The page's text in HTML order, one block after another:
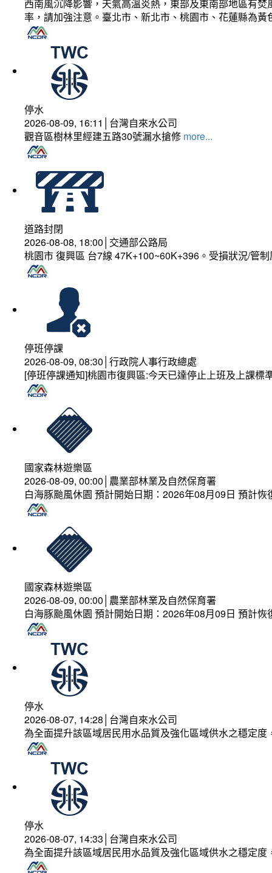
西南風沉降影響，天氣高溫炎熱，東部及東南部地區有
率，請加強注意。臺北市、新北市、桃園市、花蓮縣為
停水
2026-08-09, 16:11│台灣自來水公司
觀音區樹林里經建五路30號漏水搶修 more...
道路封閉
2026-08-08, 18:00│交通部公路局
桃園市 復興區 台7線 47K+100~60K+396。受損狀況/管
停班停課
2026-08-09, 08:30│行政院人事行政總處
[停班停課通知]桃園市復興區:今天已達停止上班及上課
國家森林遊樂區
2026-08-09, 00:00│農業部林業及自然保育署
白海豚颱風休園 預計開始日期：2026年08月09日 預計
國家森林遊樂區
2026-08-09, 00:00│農業部林業及自然保育署
白海豚颱風休園 預計開始日期：2026年08月09日 預計
停水
2026-08-07, 14:28│台灣自來水公司
為全面提升該區域居民用水品質及強化區域供水之穩定
停水
2026-08-07, 14:33│台灣自來水公司
為全面提升該區域居民用水品質及強化區域供水之穩定